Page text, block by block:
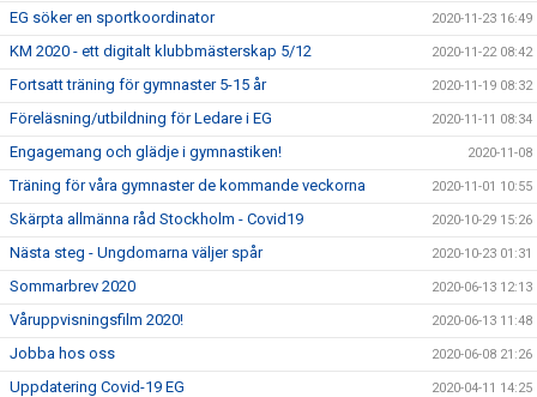
EG söker en sportkoordinator 2020-11-23 16:49
KM 2020 - ett digitalt klubbmästerskap 5/12 2020-11-22 08:42
Fortsatt träning för gymnaster 5-15 år 2020-11-19 08:32
Föreläsning/utbildning för Ledare i EG 2020-11-11 08:34
Engagemang och glädje i gymnastiken! 2020-11-08
Träning för våra gymnaster de kommande veckorna 2020-11-01 10:55
Skärpta allmänna råd Stockholm - Covid19 2020-10-29 15:26
Nästa steg - Ungdomarna väljer spår 2020-10-23 01:31
Sommarbrev 2020 2020-06-13 12:13
Våruppvisningsfilm 2020! 2020-06-13 11:48
Jobba hos oss 2020-06-08 21:26
Uppdatering Covid-19 EG 2020-04-11 14:25